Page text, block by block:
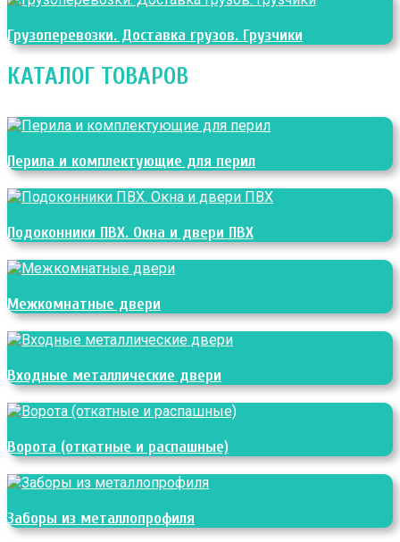
Грузоперевозки. Доставка грузов. Грузчики
КАТАЛОГ ТОВАРОВ
Перила и комплектующие для перил
Подоконники ПВХ. Окна и двери ПВХ
Межкомнатные двери
Входные металлические двери
Ворота (откатные и распашные)
Заборы из металлопрофиля